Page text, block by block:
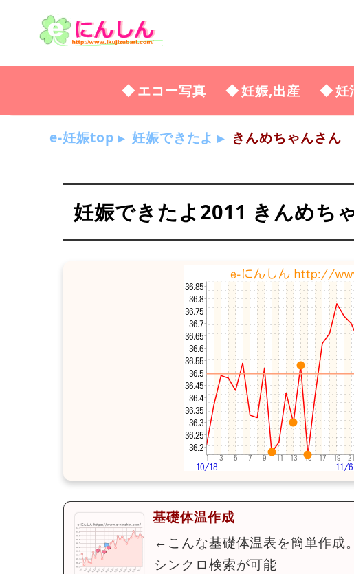
エコー写真 妊娠,出産 妊
e-妊娠top 妊娠できたよ きんめちゃんさん
妊娠できたよ2011 きんめち
基礎体温作成
←こんな基礎体温表を簡単作成
シンクロ検索が可能